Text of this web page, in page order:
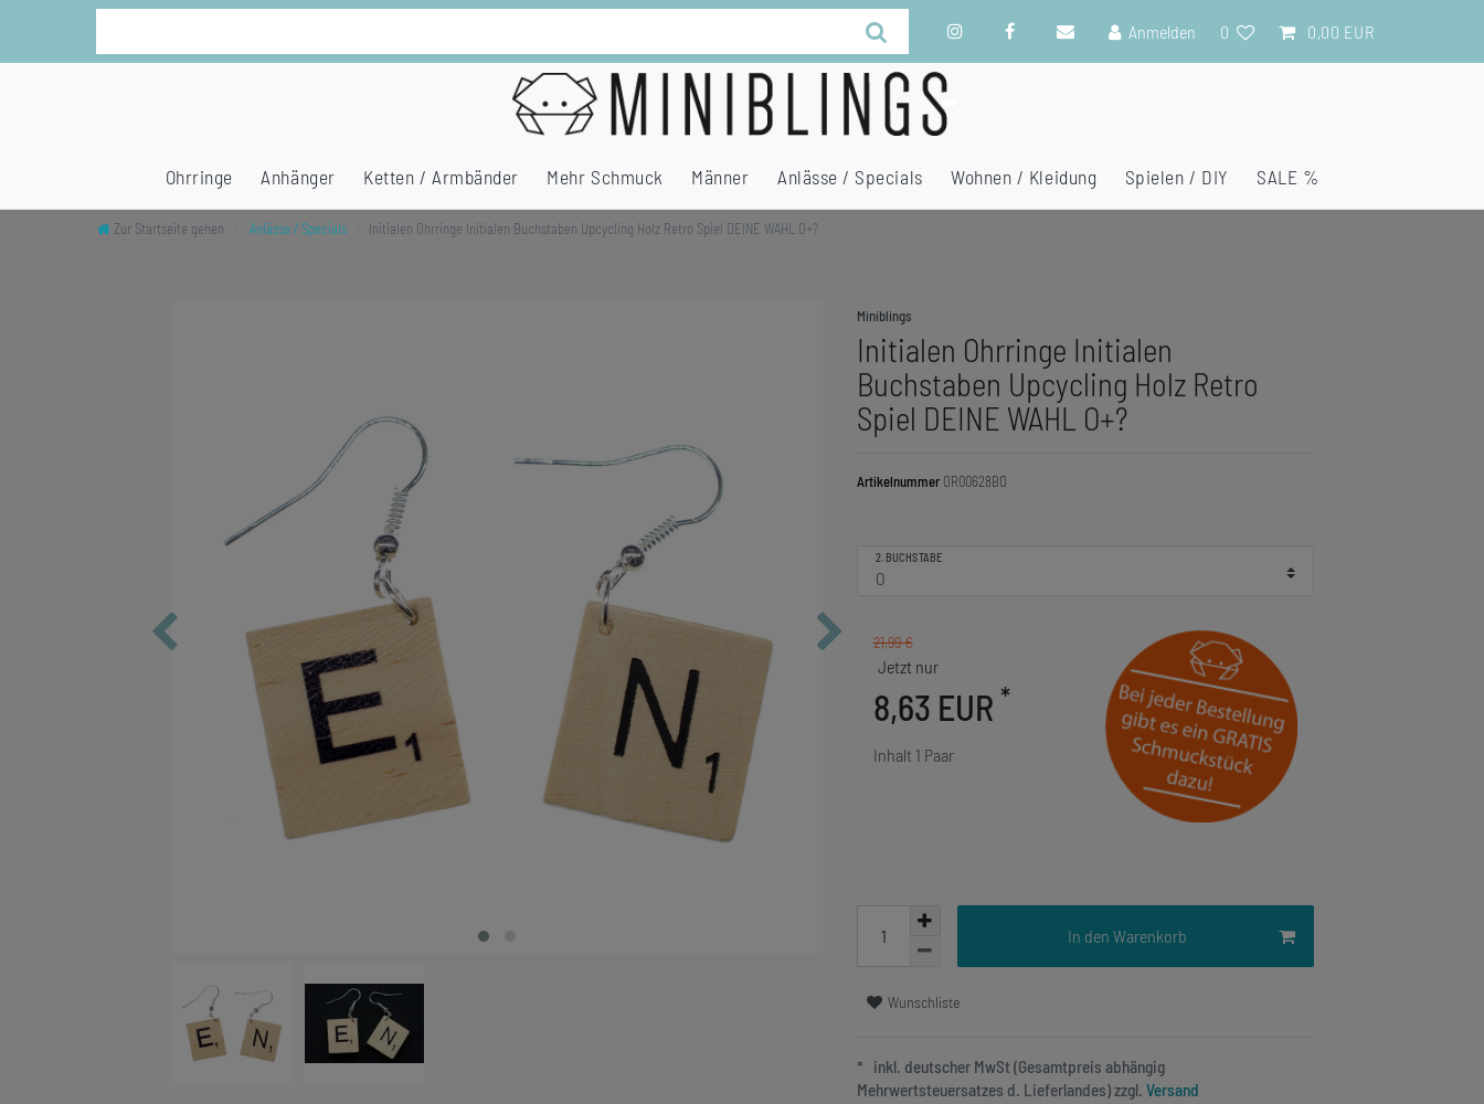
Anmelden 0 0,00 EUR
Ohrringe Anhänger Ketten / Armbänder Mehr Schmuck Männer Anlässe / Specials Wohnen / Kleidung Spielen / DIY SALE %
Zur Startseite gehen Anlässe / Specials Initialen Ohrringe Initialen Buchstaben Upcycling Holz Retro Spiel DEINE WAHL O+?
Miniblings
Initialen Ohrringe Initialen
Buchstaben Upcycling Holz Retro
Spiel DEINE WAHL O+?
Artikelnummer OR00628BO
2. BUCHSTABE
21,99 €
8,63 EUR *
Inhalt 1 Paar
In den Warenkorb
Wunschliste
* inkl. deutscher MwSt (Gesamtpreis abhängig
Mehrwertsteuersatzes d. Lieferlandes) zzgl. Versand